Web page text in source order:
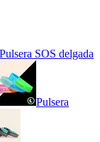
Pulsera SOS delgada
Pulsera